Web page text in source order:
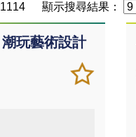
顯示搜尋結果：
玩藝術設計
加
入/
儲存
課程